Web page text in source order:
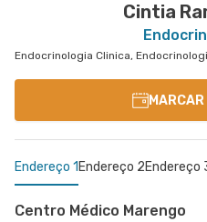
Cintia
Endereço 1 Endereço 2Endereço
Centro Médico Marengo